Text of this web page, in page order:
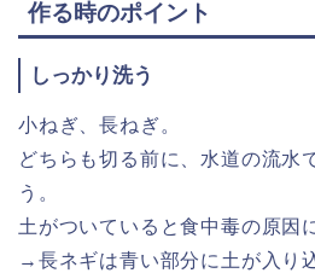
作る時のポイント
しっかり洗う
小ねぎ、長ねぎ。
どちらも切る前に、水道の流水
う。
土がついていると食中毒の原因
→長ネギは青い部分に土が入り